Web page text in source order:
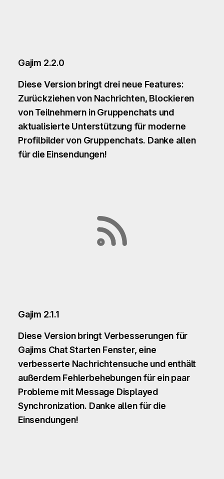
Gajim 2.2.0
Diese Version bringt drei neue Features:
Zurückziehen von Nachrichten, Blockieren
von Teilnehmern in Gruppenchats und
aktualisierte Unterstützung für moderne
Profilbilder von Gruppenchats. Danke allen
für die Einsendungen!
Gajim 2.1.1
Diese Version bringt Verbesserungen für
Gajims Chat Starten Fenster, eine
verbesserte Nachrichtensuche und enthält
außerdem Fehlerbehebungen für ein paar
Probleme mit Message Displayed
Synchronization. Danke allen für die
Einsendungen!